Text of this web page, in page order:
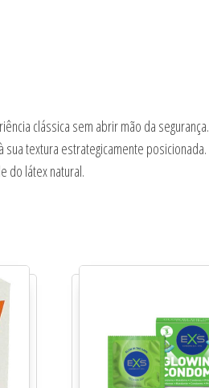
clássica sem abrir mão da segurança.
textura estrategicamente posicionada.
do látex natural.